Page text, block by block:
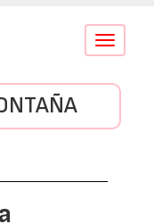
Conmutar